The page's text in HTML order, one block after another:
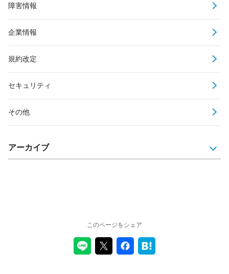
障害情報
企業情報
規約改定
セキュリティ
その他
アーカイブ
このページをシェア